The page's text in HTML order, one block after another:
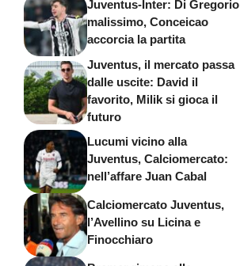
Juventus-Inter: Di Gregorio
malissimo, Conceicao
accorcia la partita
Juventus, il mercato passa
dalle uscite: David il
favorito, Milik si gioca il
futuro
Lucumi vicino alla
Juventus, Calciomercato:
nell’affare Juan Cabal
Calciomercato Juventus,
l’Avellino su Licina e
Finocchiaro